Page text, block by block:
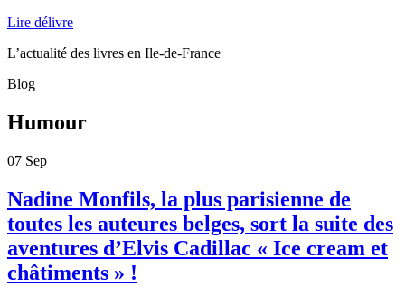
Lire délivre
L’actualité des livres en Ile-de-France
Blog
Humour
07 Sep
Nadine Monfils, la plus parisienne de
toutes les auteures belges, sort la suite des
aventures d’Elvis Cadillac « Ice cream et
châtiments » !